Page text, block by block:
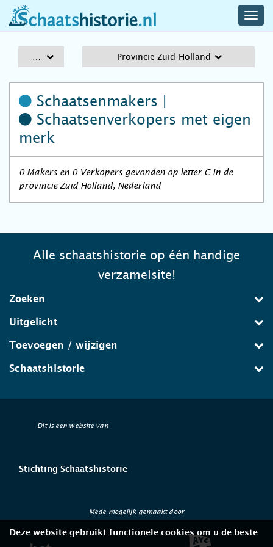
schaatshistorie.nl
Provincie Zuid-Holland
Schaatsenmakers |
Schaatsenverkopers met eigen
merk
0 Makers en 0 Verkopers gevonden op letter C in de
provincie Zuid-Holland, Nederland
Alle schaatshistorie op één handige
verzamelsite!
Zoeken
Uitgelicht
Toevoegen / wijzigen
Schaatshistorie
Dit is een website van
Stichting Schaatshistorie
Mede mogelijk gemaakt door
Deze website gebruikt functionele cookies om u de beste